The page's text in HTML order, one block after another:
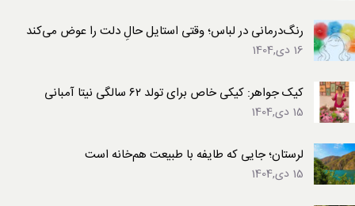
رنگ‌درمانی در لباس؛ وقتی استایل حالِ دلت را عوض می‌کند
16 دی,1404
کیک جواهر: کیکی خاص برای تولد ۶۲ سالگی نیتا آمبانی
15 دی,1404
لرستان؛ جایی که طایفه با طبیعت هم‌خانه است
15 دی,1404